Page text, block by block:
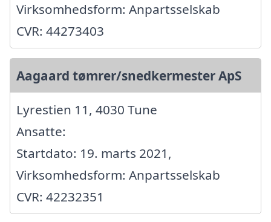
Virksomhedsform: Anpartsselskab
CVR: 44273403
Aagaard tømrer/snedkermester ApS
Lyrestien 11, 4030 Tune
Ansatte:
Startdato: 19. marts 2021,
Virksomhedsform: Anpartsselskab
CVR: 42232351